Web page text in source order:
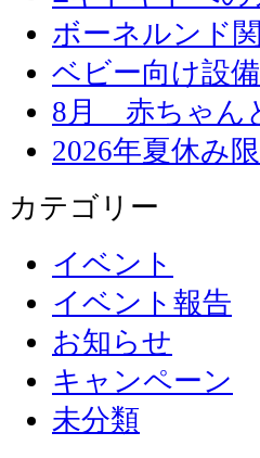
ボーネルンド
ベビー向け設
8月 赤ちゃん
2026年夏休み
カテゴリー
イベント
イベント報告
お知らせ
キャンペーン
未分類